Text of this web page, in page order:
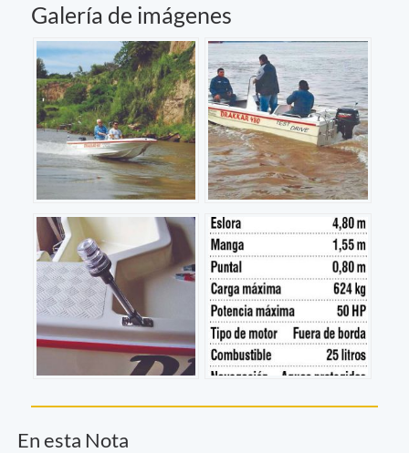
Galería de imágenes
En esta Nota